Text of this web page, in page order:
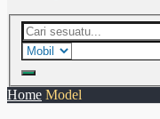
Home Model